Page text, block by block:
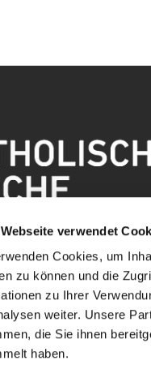
verwendet
Cookies, um
zu können und die
zu Ihrer
weiter. Unsere
die Sie ihnen
haben.